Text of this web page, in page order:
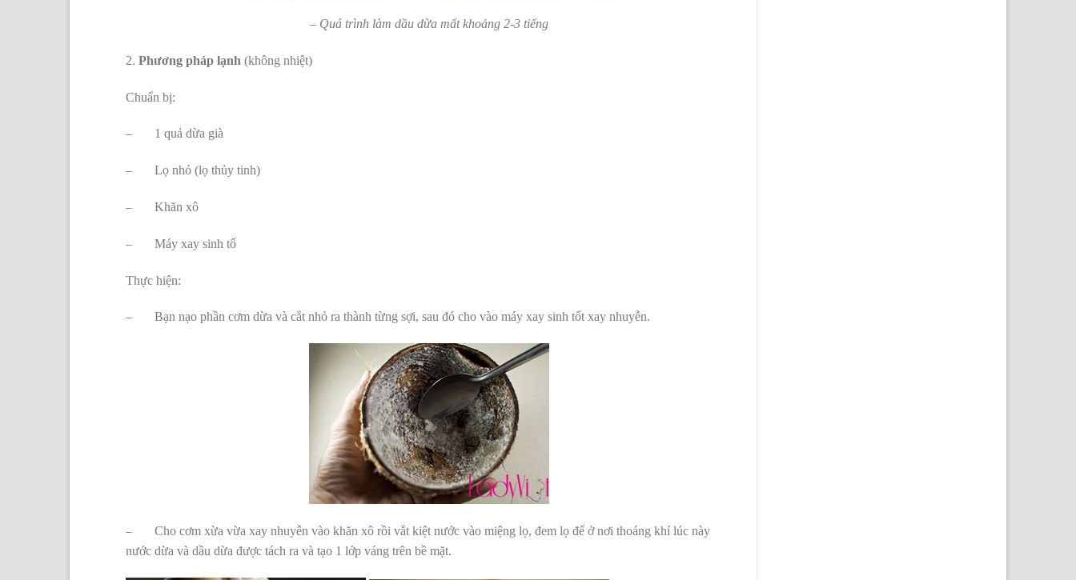
– Quá trình làm dầu dừa mất khoảng 2-3 tiếng
2. Phương pháp lạnh (không nhiệt)
Chuẩn bị:
– 1 quả dừa già
– Lọ nhỏ (lọ thủy tinh)
– Khăn xô
– Máy xay sinh tố
Thực hiện:
– Bạn nạo phần cơm dừa và cắt nhỏ ra thành từng sợi, sau đó cho vào máy xay sinh tốt xay nhuyễn.
– Cho cơm xừa vừa xay nhuyễn vào khăn xô rồi vắt kiệt nước vào miệng lọ, đem lọ để ở nơi thoáng khí lúc này
nước dừa và dầu dừa được tách ra và tạo 1 lớp váng trên bề mặt.